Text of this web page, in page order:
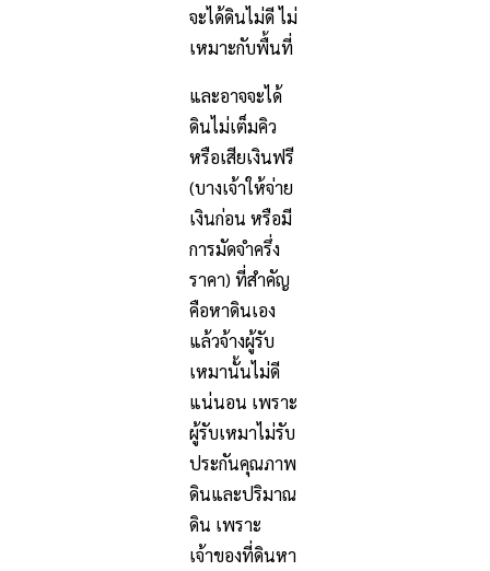
จะได้ดินไม่ดี ไม่
เหมาะกับพื้นที่
และอาจจะได้
ดินไม่เต็มคิว
หรือเสียเงินฟรี
(บางเจ้าให้จ่าย
เงินก่อน หรือมี
การมัดจำครึ่ง
ราคา) ที่สำคัญ
คือหาดินเอง
แล้วจ้างผู้รับ
เหมานั้นไม่ดี
แน่นอน เพราะ
ผู้รับเหมาไม่รับ
ประกันคุณภาพ
ดินและปริมาณ
ดิน เพราะ
เจ้าของที่ดินหา